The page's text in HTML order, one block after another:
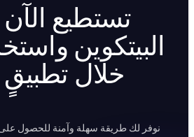
تستطيع
البيتكوين
خلال
نوفر لك طريقة سهلة وآمنة للحصول على